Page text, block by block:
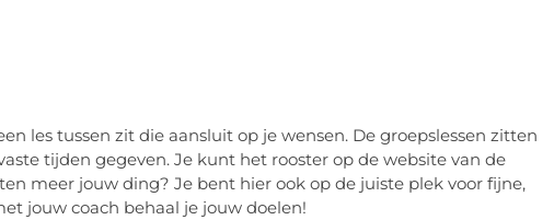
les tussen zit die aansluit op je wensen. De groepslessen zitten
tijden gegeven. Je kunt het rooster op de website van de
meer jouw ding? Je bent hier ook op de juiste plek voor fijne,
jouw coach behaal je jouw doelen!